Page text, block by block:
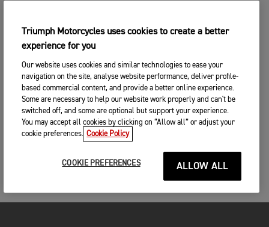
Triumph Motorcycles uses cookies to create a better
experience for you
Our website uses cookies and similar technologies to ease your
navigation on the site, analyse website performance, deliver profile-
based commercial content, and provide a better online experience.
Some are necessary to help our website work properly and can't be
switched off, and some are optional but support your experience.
You may accept all cookies by clicking on “Allow all” or adjust your
cookie preferences. Cookie Policy
COOKIE PREFERENCES ALLOW ALL